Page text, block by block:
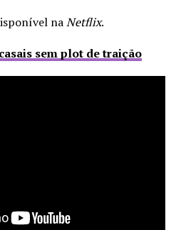
naNetflix.
sem plot de traição